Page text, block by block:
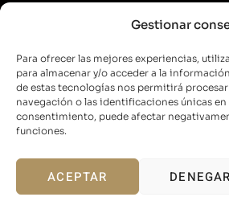
Gestionar
Para ofrecer las mejores experiencias,
para almacenar y/o acceder a la
de estas tecnologías nos permitirá
navegación o las identificaciones únicas
consentimiento, puede afectar
funciones.
ACEPTAR DENEGAR
SUSCRÍBETE A